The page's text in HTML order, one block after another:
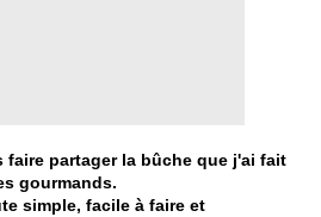
partager la bûche que j'ai fait
gourmands.
facile à faire et